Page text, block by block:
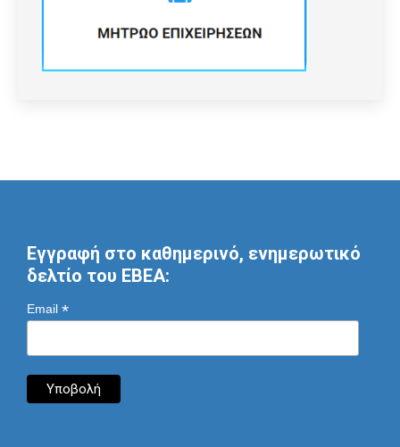
Εγγραφή στο καθημερινό, ενημερωτικό
δελτίο του ΕΒΕΑ:
Email *